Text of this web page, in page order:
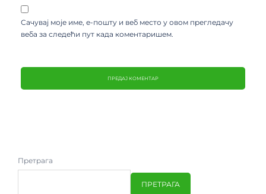
Сачувај моје име, е-пошту и веб место у овом прегледачу
веба за следећи пут када коментаришем.
Претрага
ПРЕТРАГА